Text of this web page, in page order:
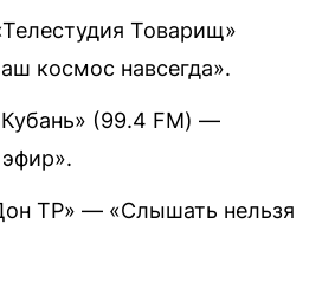
Товарищ»
космос навсегда».
(99.4 FM) —
ТР» — «Слышать нельзя